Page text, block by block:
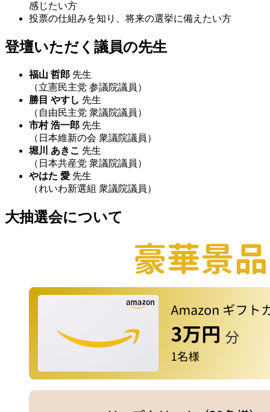
感じたい方
投票の仕組みを知り、将来の選挙に備えたい方
登壇いただく議員の先生
福山 哲郎 先生
（立憲民主党 参議院議員）
勝目 やすし 先生
（自由民主党 衆議院議員）
市村 浩一郎 先生
（日本維新の会 衆議院議員）
堀川 あきこ 先生
（日本共産党 衆議院議員）
やはた 愛 先生
（れいわ新選組 衆議院議員）
大抽選会について